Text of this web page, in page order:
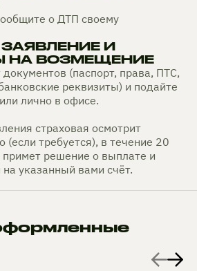
о ДТП своему
И
НА ВОЗМЕЩЕНИЕ
документов (паспорт, права, ПТС,
реквизиты) и подайте
лично в офисе.
страховая осмотрит
(если требуется), в течение 20
решение о выплате и
на указанный вами счёт.